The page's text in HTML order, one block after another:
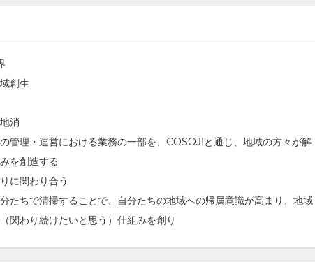
創生
消
管理・運営における業務の一部を、COSOJIと通じ、地域の方々が解
を創造する
に関わり合う
たちで清掃することで、自分たちの地域への帰属意識が高まり、地域
関わり続けたいと思う）仕組みを創り